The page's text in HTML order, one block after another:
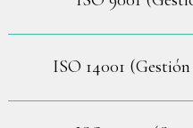
ISO 14001